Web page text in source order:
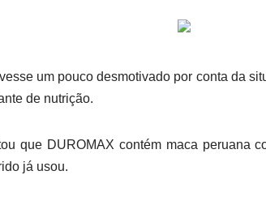
um pouco desmotivado por conta da
de nutrição.
que DUROMAX contém maca peruana
já usou.